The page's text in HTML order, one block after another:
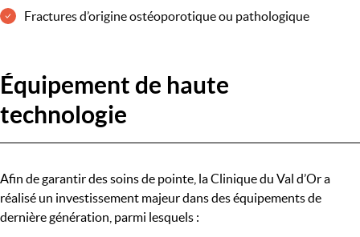
Fractures d’origine ostéoporotique ou pathologique
Équipement de haute
technologie
Afin de garantir des soins de pointe, la Clinique du Val d’Or a
réalisé un investissement majeur dans des équipements de
dernière génération, parmi lesquels :